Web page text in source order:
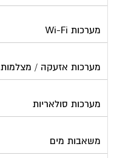
מערכות Wi-Fi
מערכות אזעקה / מצלמות
מערכות סולאריות
משאבות מים